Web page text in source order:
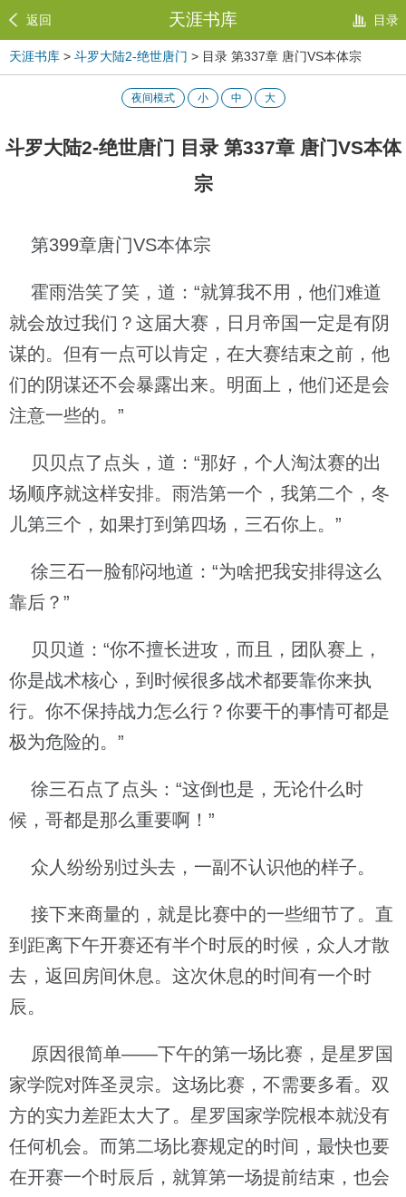
返回 天涯书库 目录
天涯书库 > 斗罗大陆2-绝世唐门 > 目录 第337章 唐门VS本体宗
夜间模式 小 中 大
斗罗大陆2-绝世唐门 目录 第337章 唐门VS本体
宗
第399章唐门VS本体宗
霍雨浩笑了笑，道：“就算我不用，他们难道
就会放过我们？这届大赛，日月帝国一定是有阴
谋的。但有一点可以肯定，在大赛结束之前，他
们的阴谋还不会暴露出来。明面上，他们还是会
注意一些的。”
贝贝点了点头，道：“那好，个人淘汰赛的出
场顺序就这样安排。雨浩第一个，我第二个，冬
儿第三个，如果打到第四场，三石你上。”
徐三石一脸郁闷地道：“为啥把我安排得这么
靠后？”
贝贝道：“你不擅长进攻，而且，团队赛上，
你是战术核心，到时候很多战术都要靠你来执
行。你不保持战力怎么行？你要干的事情可都是
极为危险的。”
徐三石点了点头：“这倒也是，无论什么时
候，哥都是那么重要啊！”
众人纷纷别过头去，一副不认识他的样子。
接下来商量的，就是比赛中的一些细节了。直
到距离下午开赛还有半个时辰的时候，众人才散
去，返回房间休息。这次休息的时间有一个时
辰。
原因很简单——下午的第一场比赛，是星罗国
家学院对阵圣灵宗。这场比赛，不需要多看。双
方的实力差距太大了。星罗国家学院根本就没有
任何机会。而第二场比赛规定的时间，最快也要
在开赛一个时辰后，就算第一场提前结束，也会